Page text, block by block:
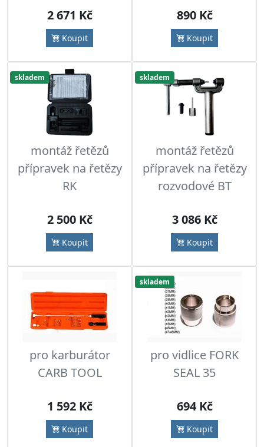
2 671 Kč
Koupit
890 Kč
Koupit
skladem
montáž řetězů
přípravek na řetězy
RK
2 500 Kč
Koupit
skladem
montáž řetězů
přípravek na řetězy
rozvodové BT
3 086 Kč
Koupit
pro karburátor
CARB TOOL
1 592 Kč
Koupit
skladem
pro vidlice FORK
SEAL 35
694 Kč
Koupit